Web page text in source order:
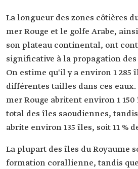
La longueur des zones côtières
mer Rouge et le golfe Arabe,
son plateau continental, ont
significative à la propagation
On estime qu'il y a environ 1 285
différentes tailles dans ces eaux.
mer Rouge abritent environ 1 150
total des îles saoudiennes,
abrite environ 135 îles, soit 11 %
La plupart des îles du Royaume
formation corallienne, tandis